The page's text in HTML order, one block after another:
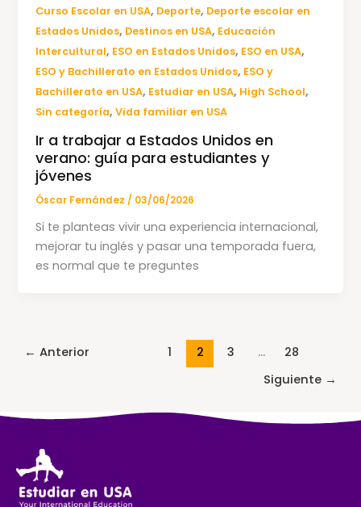
Curso Escolar en USA, Deporte, Deporte escolar en
Estados Unidos, Destinos en USA, Educación
Intercultural, ESO en Estados Unidos, ESO en USA,
ESO y Bachillerato en Estados Unidos, ESO y
Bachillerato en USA, Estudiar en USA, High School,
Sin categoría,Vida familiar en USA
Ir a trabajar a Estados Unidos en
verano: guía para estudiantes y
jóvenes
Óscar Fernández / 03/06/2026
Si te planteas vivir una experiencia internacional,
mejorar tu inglés y pasar una temporada fuera,
es normal que te preguntes
← Anterior 1 2 3 …
28
Siguiente →